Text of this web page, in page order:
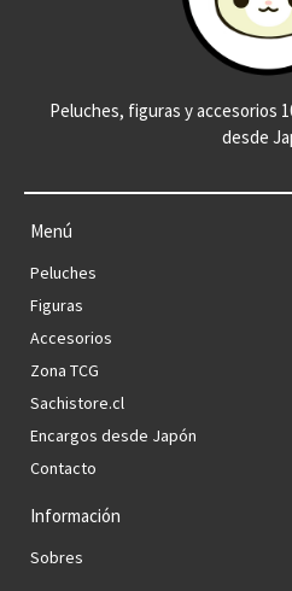
Peluches, figuras y accesorios
desde
Menú
Peluches
Figuras
Accesorios
Zona TCG
Sachistore.cl
Encargos desde Japón
Contacto
Información
Sobres